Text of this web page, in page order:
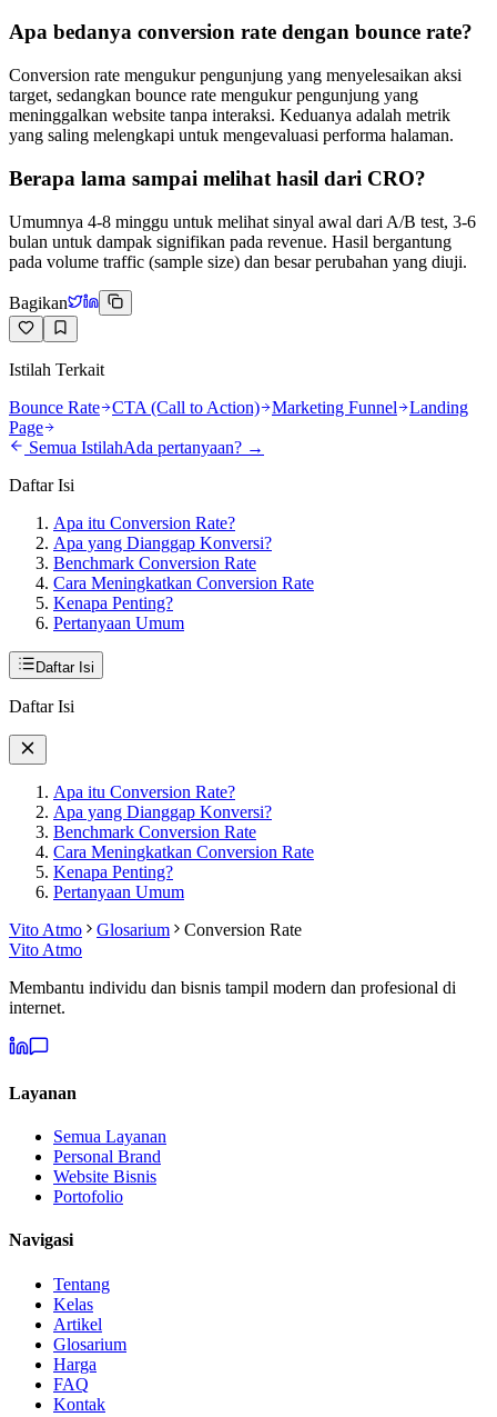
Apa bedanya conversion rate dengan bounce rate?
Conversion rate mengukur pengunjung yang menyelesaikan aksi
target, sedangkan bounce rate mengukur pengunjung yang
meninggalkan website tanpa interaksi. Keduanya adalah metrik
yang saling melengkapi untuk mengevaluasi performa halaman.
Berapa lama sampai melihat hasil dari CRO?
Umumnya 4-8 minggu untuk melihat sinyal awal dari A/B test, 3-6
bulan untuk dampak signifikan pada revenue. Hasil bergantung
pada volume traffic (sample size) dan besar perubahan yang diuji.
Bagikan
Istilah Terkait
Bounce Rate
CTA (Call to Action) Marketing Funnel
Landing
Page
Semua IstilahAda pertanyaan? →
Daftar Isi
Apa itu Conversion Rate?
Apa yang Dianggap Konversi?
Benchmark Conversion Rate
Cara Meningkatkan Conversion Rate
Kenapa Penting?
Pertanyaan Umum
Daftar Isi
Daftar Isi
Apa itu Conversion Rate?
Apa yang Dianggap Konversi?
Benchmark Conversion Rate
Cara Meningkatkan Conversion Rate
Kenapa Penting?
Pertanyaan Umum
Vito Atmo
Glosarium
Conversion Rate
Vito Atmo
Membantu individu dan bisnis tampil modern dan profesional di
internet.
Layanan
Semua Layanan
Personal Brand
Website Bisnis
Portofolio
Navigasi
Tentang
Kelas
Artikel
Glosarium
Harga
FAQ
Kontak